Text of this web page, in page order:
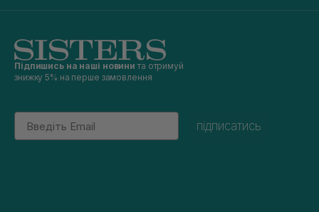
Підпишись на наші новини та отримуй
знижку 5% на перше замовлення
Email
підписатись